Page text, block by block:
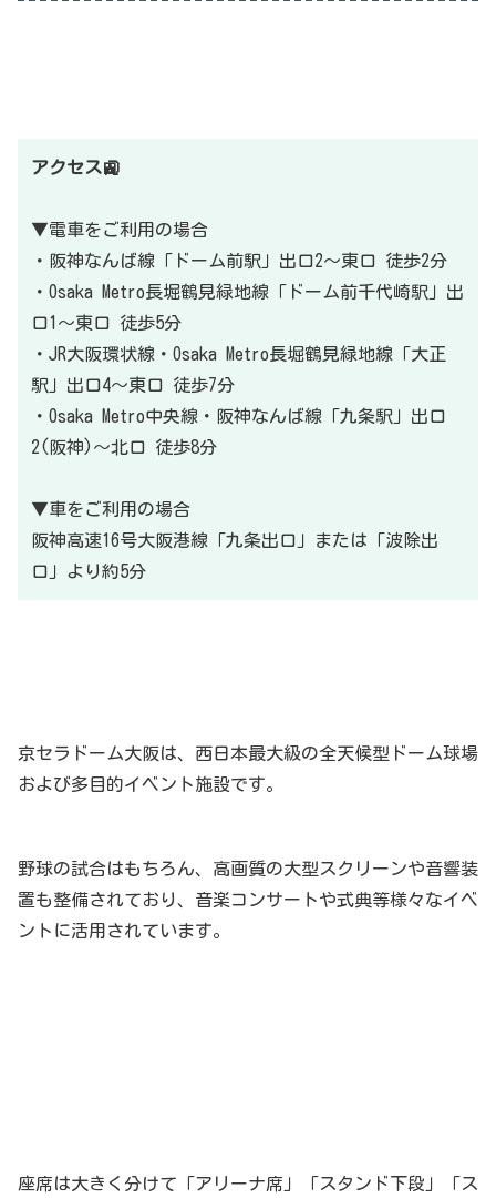
アクセス🚉
▼電車をご利用の場合
・阪神なんば線「ドーム前駅」出口2〜東口 徒歩2分
・Osaka Metro長堀鶴見緑地線「ドーム前千代崎駅」出
口1〜東口 徒歩5分
・JR大阪環状線・Osaka Metro長堀鶴見緑地線「大正
駅」出口4〜東口 徒歩7分
・Osaka Metro中央線・阪神なんば線「九条駅」出口
2(阪神)〜北口 徒歩8分
▼車をご利用の場合
阪神高速16号大阪港線「九条出口」または「波除出
口」より約5分
京セラドーム大阪は、西日本最大級の全天候型ドーム球場
および多目的イベント施設です。
野球の試合はもちろん、高画質の大型スクリーンや音響装
置も整備されており、音楽コンサートや式典等様々なイベ
ントに活用されています。
座席は大きく分けて「アリーナ席」「スタンド下段」「ス